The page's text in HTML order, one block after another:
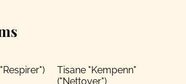
Tisane "Kempenn"
("Nettoyer")